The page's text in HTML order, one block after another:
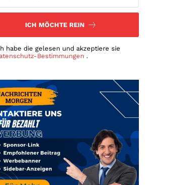
ICH MÖCHTE REIN
habe die gelesen und akzeptiere sie
Bestimmungen .